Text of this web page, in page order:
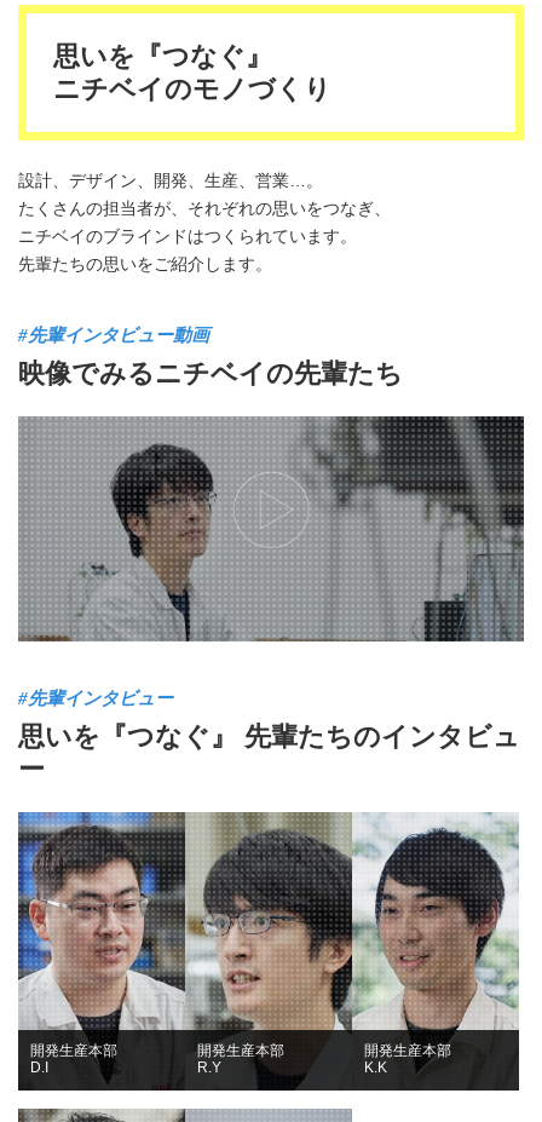
思いを『つなぐ』
ニチベイのモノづくり
設計、デザイン、開発、生産、営業…。
たくさんの担当者が、それぞれの思いをつなぎ、
ニチベイのブラインドはつくられています。
先輩たちの思いをご紹介します。
#先輩インタビュー動画
映像でみるニチベイの先輩たち
#先輩インタビュー
思いを『つなぐ』
先輩たちのインタビュ
ー
開発生産本部
D.I
開発生産本部
R.Y
開発生産本部
K.K